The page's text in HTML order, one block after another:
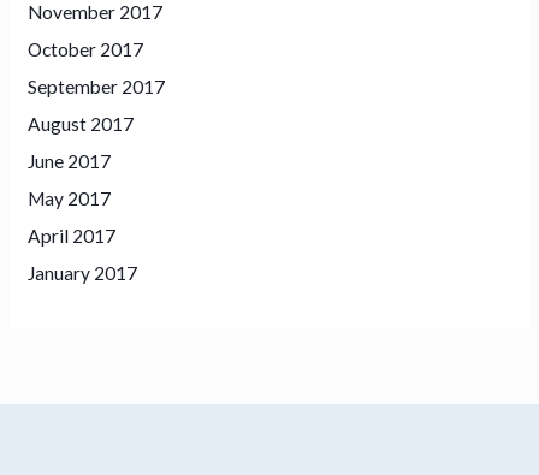
November 2017
October 2017
September 2017
August 2017
June 2017
May 2017
April 2017
January 2017